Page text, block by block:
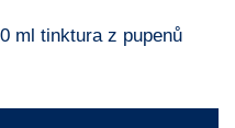
ml tinktura z pupenů